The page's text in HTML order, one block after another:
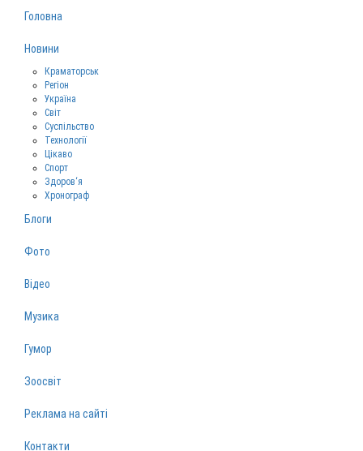
Головна
Новини
Краматорськ
Регіон
Україна
Світ
Суспільство
Технології
Цікаво
Спорт
Здоров‘я
Хронограф
Блоги
Фото
Відео
Музика
Гумор
Зоосвіт
Реклама на сайті
Контакти